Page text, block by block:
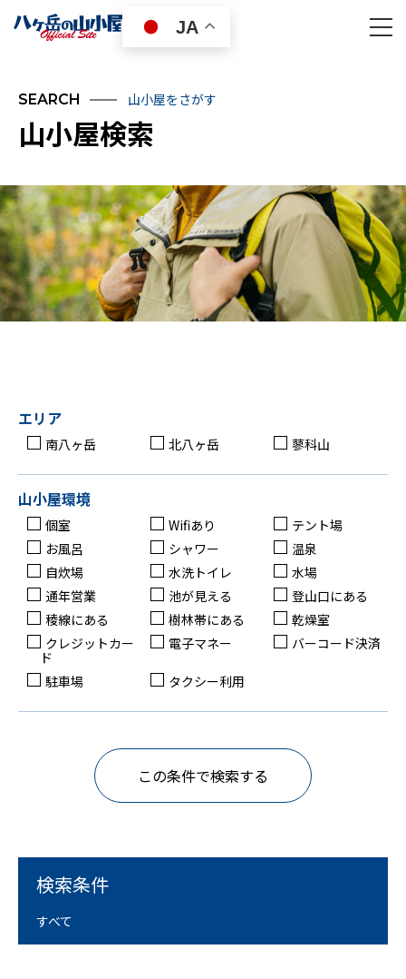
JA
SEARCH 山小屋をさがす
山小屋検索
エリア
南八ヶ岳 北八ヶ岳 蓼科山
山小屋環境
個室 Wifiあり
テント場
お風呂
シャワー
温泉
自炊場
水洗トイレ
水場
通年営業
池が見える
登山口にある
稜線にある
樹林帯にある
乾燥室
クレジットカー
ド
電子マネー バーコード決済
駐車場 タクシー利用
検索条件
すべて